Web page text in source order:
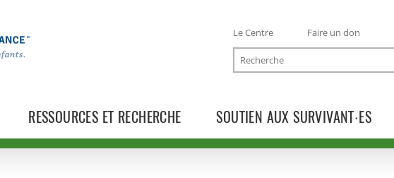
RESSOURCES ET RECHERCHE SOUTIEN AUX SURVIVANT·ES
Le Centre Faire un don
Recherche